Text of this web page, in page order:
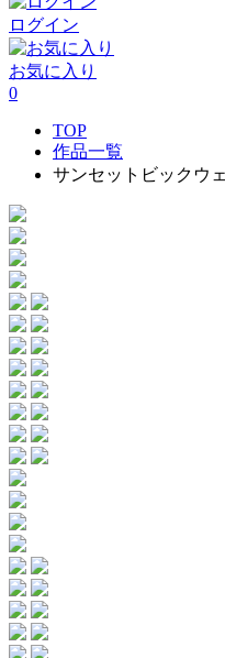
ログイン
お気に入り
0
TOP
作品一覧
サンセットビックウ